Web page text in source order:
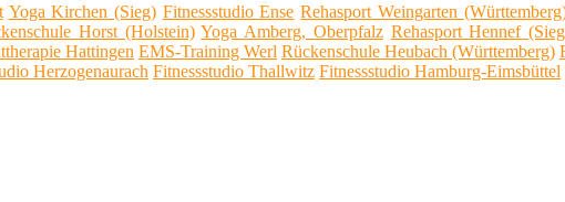
Yoga Kirchen (Sieg) Fitnessstudio Ense Rehasport Weingarten
Horst (Holstein) Yoga Amberg, Oberpfalz Rehasport Hennef
Hattingen EMS-Training Werl Rückenschule Heubach (Württemberg)
Herzogenaurach Fitnessstudio Thallwitz Fitnessstudio Hamburg-Eimsbüttel